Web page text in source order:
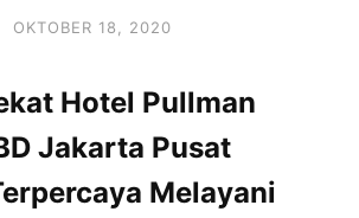
OKTOBER 18, 2020
Hotel Pullman
Jakarta Pusat
Melayani